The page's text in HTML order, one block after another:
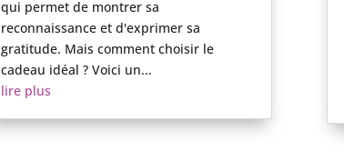
qui permet de montrer sa
reconnaissance et d'exprimer sa
gratitude. Mais comment choisir le
cadeau idéal ? Voici un...
lire plus